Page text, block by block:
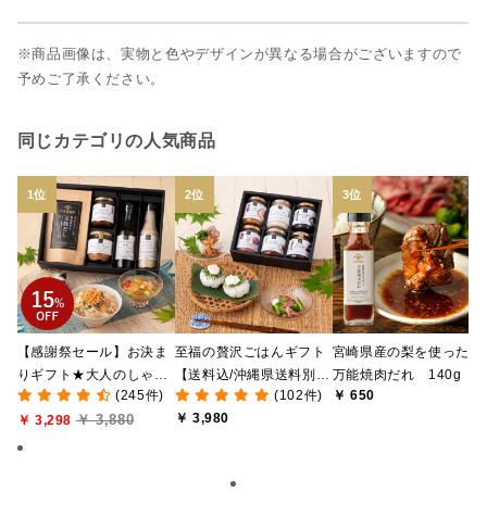
※商品画像は、実物と色やデザインが異なる場合がございますので
予めご了承ください。
同じカテゴリの人気商品
【感謝祭セール】お決ま
りギフト★大人のしゃけ
しゃけめんたい入り【送
料込/沖縄県送料別途】
【化粧箱包装付】
(245件)
￥ 3,298 ￥ 3,880
至福の贅沢ごはんギフト
【送料込/沖縄県送料別
途】【化粧箱包装付/オン
ライン限定】
(102件)
￥ 3,980
宮崎県産の梨を使った
万能焼肉だれ 140g
￥ 650